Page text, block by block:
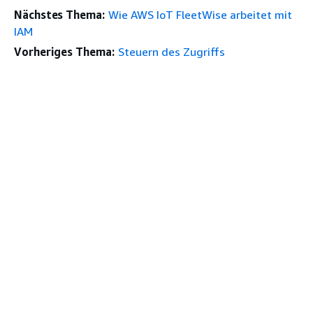
Nächstes Thema: Wie AWS IoT FleetWise arbeitet mit
IAM
Vorheriges Thema: Steuern des Zugriffs